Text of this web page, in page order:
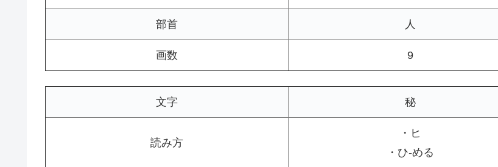
部首 人
画数 9
文字 秘
読み方
・ヒ
・ひ-める